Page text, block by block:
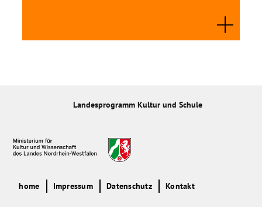
Landesprogramm Kultur und Schule
home Impressum Datenschutz Kontakt